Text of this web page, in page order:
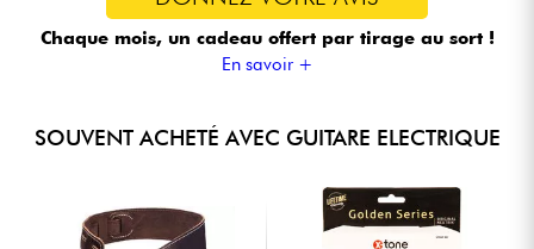
Chaque mois, un cadeau offert par tirage au sort !
En savoir +
SOUVENT ACHETÉ AVEC GUITARE ELECTRIQUE